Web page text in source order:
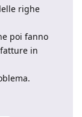
righe
poi fanno
in